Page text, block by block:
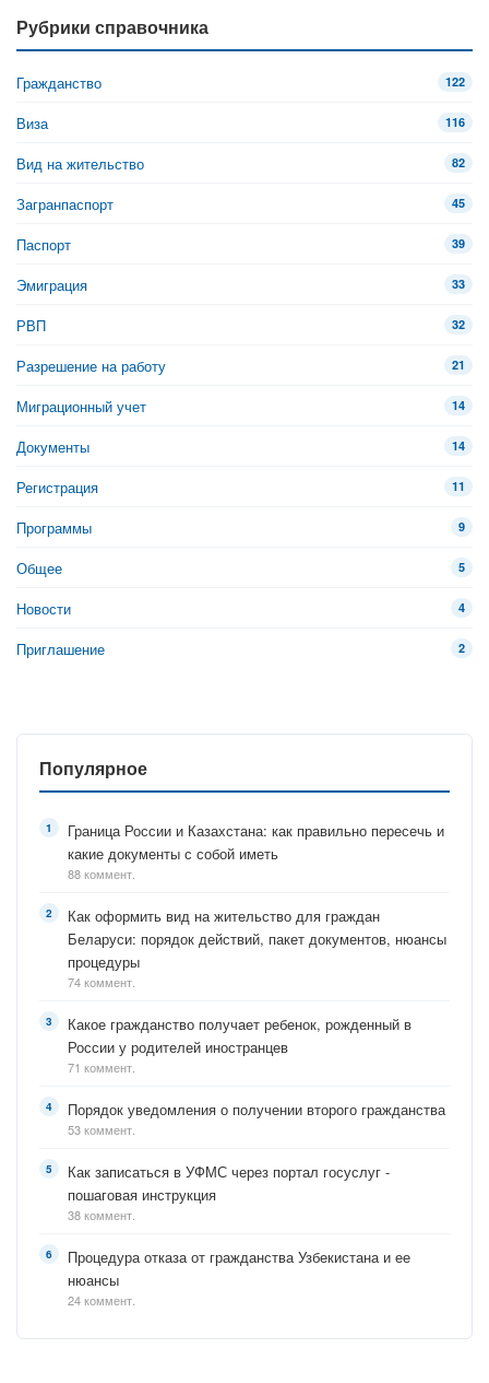
Рубрики справочника
Гражданство 122
Виза 116
Вид на жительство 82
Загранпаспорт 45
Паспорт 39
Эмиграция 33
РВП 32
Разрешение на работу 21
Миграционный учет 14
Документы 14
Регистрация 11
Программы 9
Общее 5
Новости 4
Приглашение 2
Популярное
Граница России и Казахстана: как правильно пересечь и
какие документы с собой иметь
88 коммент.
Как оформить вид на жительство для граждан
Беларуси: порядок действий, пакет документов, нюансы
процедуры
74 коммент.
Какое гражданство получает ребенок, рожденный в
России у родителей иностранцев
71 коммент.
Порядок уведомления о получении второго гражданства
53 коммент.
Как записаться в УФМС через портал госуслуг -
пошаговая инструкция
38 коммент.
Процедура отказа от гражданства Узбекистана и ее
нюансы
24 коммент.